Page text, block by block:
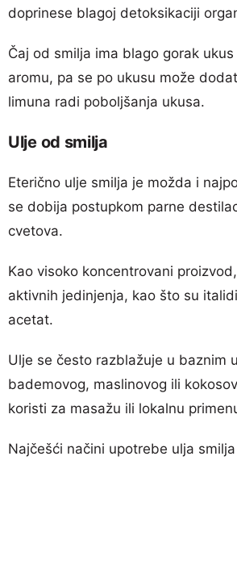
doprinese blagoj detoksikaciji
Čaj od smilja ima blago gorak
aromu, pa se po ukusu može
limuna radi poboljšanja ukusa.
Ulje od smilja
Eterično ulje smilja je možda i
se dobija postupkom parne
cvetova.
Kao visoko koncentrovani
aktivnih jedinjenja, kao što su
acetat.
Ulje se često razblažuje u baznim
bademovog, maslinovog ili
koristi za masažu ili lokalnu
Najčešći načini upotrebe ulja